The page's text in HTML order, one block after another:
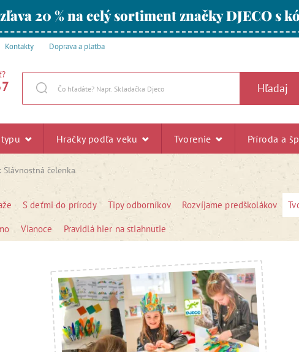
20 % na celý sortiment značky DJECO s
Kontakty Doprava a platba
Hľadaj
Hračky podľa veku Tvorenie Príroda a
Slávnostná čelenka
S deťmi do prírody Tipy odborníkov Rozvíjame predškolákov
Vianoce Pravidlá hier na stiahnutie